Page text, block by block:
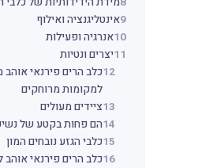
9אינטליגנציה ואילוף
10אנרגיה ופעילות
11יצרים ונטיות
12כלב הרים פירנאי
למקומות מרוחקים
13ציידים מעולים
14הם פחות בקטע של
15כלבי הגזע נובחים המון
16כלב הרים פירנאי